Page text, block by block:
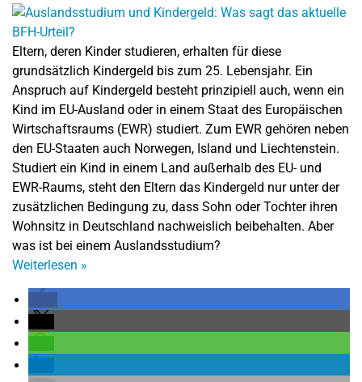
Eltern, deren Kinder studieren, erhalten für diese
grundsätzlich Kindergeld bis zum 25. Lebensjahr. Ein
Anspruch auf Kindergeld besteht prinzipiell auch, wenn ein
Kind im EU-Ausland oder in einem Staat des Europäischen
Wirtschaftsraums (EWR) studiert. Zum EWR gehören neben
den EU-Staaten auch Norwegen, Island und Liechtenstein.
Studiert ein Kind in einem Land außerhalb des EU- und
EWR-Raums, steht den Eltern das Kindergeld nur unter der
zusätzlichen Bedingung zu, dass Sohn oder Tochter ihren
Wohnsitz in Deutschland nachweislich beibehalten. Aber
was ist bei einem Auslandsstudium?
Weiterlesen »